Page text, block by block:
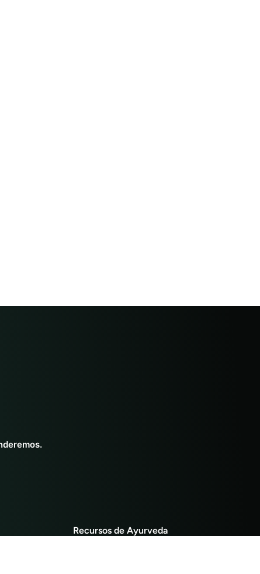
Recursos de Ayurveda